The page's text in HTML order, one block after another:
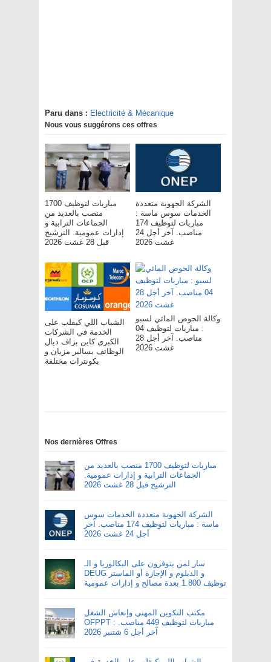
Paru dans : Electricité & Mécanique
Nous vous suggérons ces offres
مباريات لتوظيف 1700
منصب بالعديد من
الجماعات الترابية و
إدارات عمومية. الترشيح
قبل 28 غشت 2026
الشركة الجهوية متعددة
الخدمات سوس ماسة :
مباريات لتوظيف 174
مناصب. آخر أجل 24
غشت 2026
الشباب اللي كيقلب على
الخدمة في الشركات
الكبرى كاين بزاف ديال
الوظائف بسالير مزيان و
بكونترات مختلفة
وكالة الحوض المائي لسبو
: مباريات لتوظيف 04
مناصب. آخر أجل 28
غشت 2026
Nos dernières Offres
مباريات لتوظيف 1700 منصب بالعديد من
الجماعات الترابية و إدارات عمومية.
الترشيح قبل 28 غشت 2026
الشركة الجهوية متعددة الخدمات سوس
ماسة : مباريات لتوظيف 174 مناصب. آخر
أجل 24 غشت 2026
سار لمن يتوفرون على البكالوريا و الـ
DEUG و الدبلوم و الإجازة أو الماستر
توظيف 1.800 بعدة مصالح و إدارات عمومية
مكتب التكوين المهني وإنعاش الشغل
OFPPT : مباريات لتوظيف 449 مناصب.
آخر أجل 6 شتنبر 2026